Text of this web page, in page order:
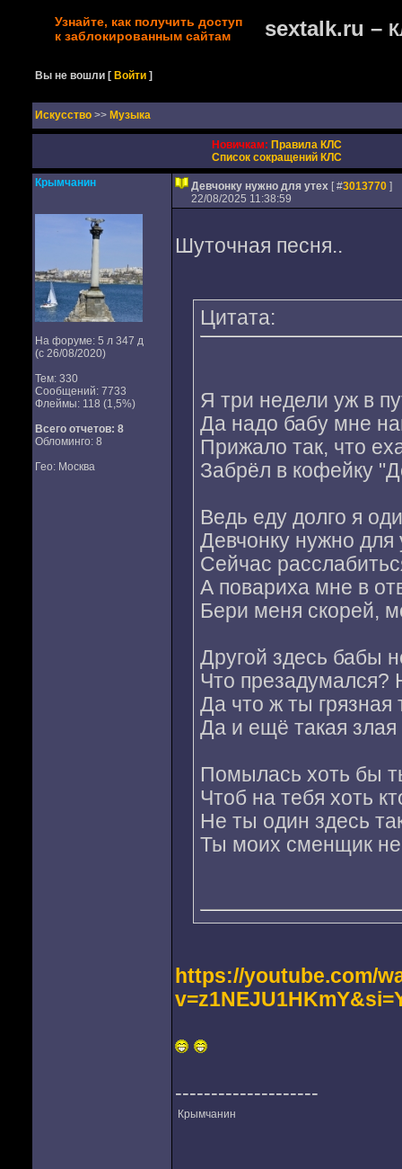
Узнайте, как получить доступ
к заблокированным сайтам
sextalk.ru –
Вы не вошли [Войти ]
Искусство >> Музыка
Новичкам: Правила КЛС
Список сокращений КЛС
Крымчанин
На форуме: 5 л 347 д
(с 26/08/2020)
Тем: 330
Сообщений: 7733
Флеймы: 118 (1,5%)
Всего отчетов: 8
Обломинго: 8
Гео: Москва
Девчонку нужно для утех [ #3013770]
22/08/2025 11:38:59
Шуточная песня..
Цитата:
Я три недели уж в
Да надо бабу мне
Прижало так, что
Забрёл в кофейку
Ведь еду долго я
Девчонку нужно для
Сейчас
А повариха мне в
Бери меня скорей,
Другой здесь бабы
Что презадумался?
Да что ж ты грязная
Да и ещё такая злая
Помылась хоть бы
Чтоб на тебя хоть
Не ты один здесь
Ты моих сменщик
https://youtube.com/
--------------------
Крымчанин